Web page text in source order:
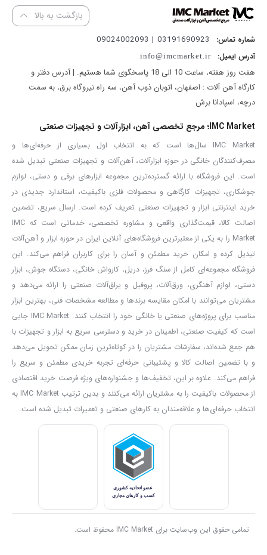
پلاستیکی و مصالح ساختمانی
مجهز به نشانگر وضعیت شارژ باطری هنگام کار به منظور مدیریت
مصرف باطری
دارای کلید برق مدل گازی
قابلیت ایجاد 100 نیوتن متر واقعی گشتاور به منظور باز و بسته کردن
انواع پیچ و مهره
ابزار
قابلیت تنظیم24 حالت(گشتاور) به منظور باز و بسته کردن انواع پیچ و
دو حالت دریل کاری ساده و چکشی
مشخصات فنی
ولتاژ 20 ولت
سرعت در حالت بی‌باری 0-500/0-2100دور بر دقیقه
حداکثر گشتاور 100نیوتن بر متر
نوع باتری لیتیوم-یون
قطر سه‌ نظام 13میلی متر
جنس سه نظام فلزی
حداکثر قطر سوراخ‌کاری در چوب 38میلی متر
حداکثر قطر سوراخ‌کاری در فلز 13 میلی‌متر
حداکثر قطر سوراخ‌کاری در دیوار 12میلی متر
ظرفیت باتری 4 آمپرساعت
مدت‌ زمان شارژ باتری 60 دقیقه
تعداد حالت های سرعت 3
پیچ کاری -دریل کاری-دریل چکشی
تعداد گشتاور قابل تنظیم
بازگشت به بالا
شماره تماس: 03191690923 | 09024002093
آدرس ایمیل: info@imcmarket.ir
هفت روز هفته، ساعت 10 الی 18 پاسخگوی شما هستیم. | آدرس دفتر و
کارگاه آهن آلات : اصفهان، اتوبان ذوب آهن، سه راه نیروگاه برق، به سمت
درچه، اسپادانا برش
IMC Market؛ مرجع تخصصی آهن، ابزارآلات و تجهیزات صنعتی
IMC Market سال‌ها است که به انتخاب اول بسیاری از حرفه‌ای‌ها و
مصرف‌کنندگان خانگی در حوزه ابزارآلات، آهن‌آلات و تجهیزات صنعتی تبدیل شده
است. این فروشگاه با ارائه گسترده‌ترین مجموعه ابزارهای برقی و دستی، لوازم
جوشکاری، تجهیزات کارگاهی و محصولات فلزی باکیفیت، استاندارد جدیدی در
خرید اینترنتی ابزار و تجهیزات صنعتی تعریف کرده است. ارسال سریع، تضمین
اصالت کالا، قیمت‌گذاری واقعی و مشاوره تخصصی، خدماتی است که IMC
Market را به یکی از معتبرترین فروشگاه‌های آنلاین ایران در حوزه ابزار و آهن‌آلات
تبدیل کرده و امکان خرید مطمئن و آسان را برای کاربران فراهم می‌کند. این
فروشگاه مجموعه‌ای کامل از سنگ فرز، دریل، کارواش خانگی، دستگاه جوش، ابزار
دستی، لوازم آهنگری، ورق‌آلات، پروفیل و یراق‌آلات صنعتی را ارائه می‌دهد و
مشتریان می‌توانند با امکان مقایسه برندها و مطالعه مشخصات فنی، بهترین ابزار
مناسب برای پروژه‌های صنعتی یا خانگی خود را انتخاب کنند. IMC Market جایی
است که کیفیت صنعتی، اطمینان در خرید و دسترسی سریع به ابزار و تجهیزات با
هم جمع شده‌اند، سفارشات مشتریان را در کوتاه‌ترین زمان ممکن تحویل می‌دهد
و با تضمین اصالت کالا و پشتیبانی حرفه‌ای تجربه خریدی مطمئن و سریع را
فراهم می‌کند. علاوه بر این، تخفیف‌ها و جشنواره‌های ویژه فرصت خرید اقتصادی
از محصولات باکیفیت را به مشتریان ارائه می‌کنند و بدین ترتیب IMC Market به
انتخاب حرفه‌ای‌ها و علاقه‌مندان به کارهای صنعتی و تعمیرات تبدیل شده است.
تمامی حقوق این وب‌سایت برای IMC Market محفوظ است.